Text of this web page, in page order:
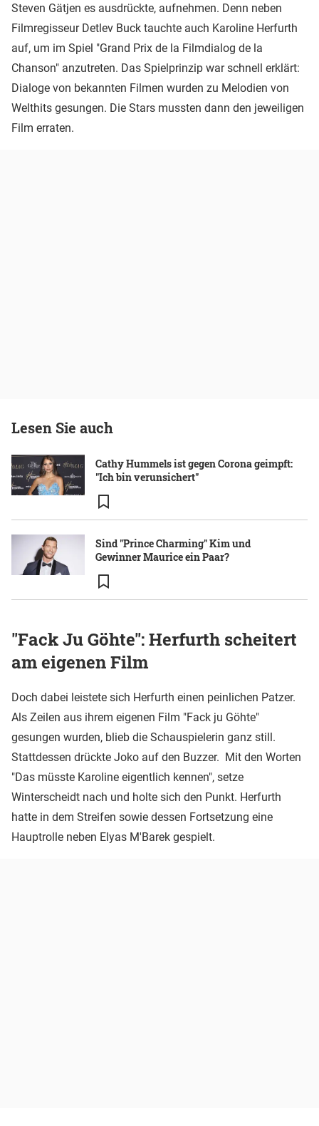
Steven Gätjen es ausdrückte, aufnehmen. Denn neben
Filmregisseur Detlev Buck tauchte auch Karoline Herfurth
auf, um im Spiel "Grand Prix de la Filmdialog de la
Chanson" anzutreten. Das Spielprinzip war schnell erklärt:
Dialoge von bekannten Filmen wurden zu Melodien von
Welthits gesungen. Die Stars mussten dann den jeweiligen
Film erraten.
Lesen Sie auch
Cathy Hummels ist gegen Corona geimpft:
"Ich bin verunsichert"
Sind "Prince Charming" Kim und
Gewinner Maurice ein Paar?
"Fack Ju Göhte": Herfurth scheitert
am eigenen Film
Doch dabei leistete sich Herfurth einen peinlichen Patzer.
Als Zeilen aus ihrem eigenen Film "Fack ju Göhte"
gesungen wurden, blieb die Schauspielerin ganz still.
Stattdessen drückte Joko auf den Buzzer. Mit den Worten
"Das müsste Karoline eigentlich kennen", setze
Winterscheidt nach und holte sich den Punkt. Herfurth
hatte in dem Streifen sowie dessen Fortsetzung eine
Hauptrolle neben Elyas M'Barek gespielt.